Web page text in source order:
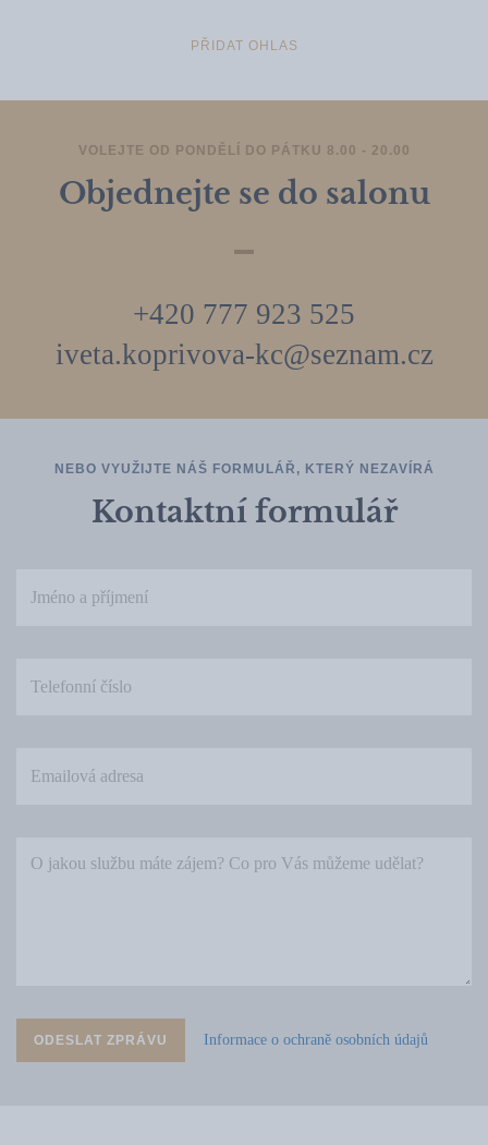
PŘIDAT OHLAS
VOLEJTE OD PONDĚLÍ DO PÁTKU 8.00 - 20.00
Objednejte se do salonu
+420 777 923 525
iveta.koprivova-kc@seznam.cz
NEBO VYUŽIJTE NÁŠ FORMULÁŘ, KTERÝ NEZAVÍRÁ
Kontaktní formulář
ODESLAT ZPRÁVU Informace o ochraně osobních údajů